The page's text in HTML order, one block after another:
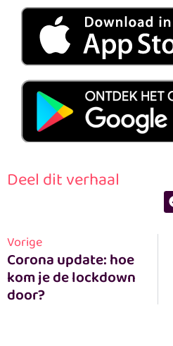
Deel dit verhaal
Vorige
Corona update: hoe
kom je de lockdown
door?